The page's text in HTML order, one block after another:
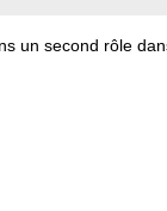
un second rôle